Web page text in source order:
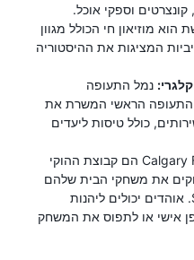
קונצרטים וספקי אוכל.
מוזיאון חי הכולל מגוון
המציגות את ההיסטוריה
נמל התעופה
התעופה הראשי המשרת את
כולל טיסות ליעדים
ה-Calgary Flames הם קבוצת ההוקי
את משחקי הבית שלהם
ב-Scotiabank Saddledome. אוהדים יכולים ליהנות
אישי או לתפוס את המשחק